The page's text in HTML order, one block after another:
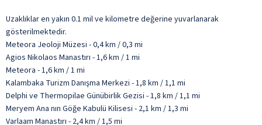
Uzaklıklar en yakın 0.1 mil ve kilometre değerine yuvarlanarak
gösterilmektedir.
Meteora Jeoloji Müzesi - 0,4 km / 0,3 mi
Agios Nikolaos Manastırı - 1,6 km / 1 mi
Meteora - 1,6 km / 1 mi
Kalambaka Turizm Danışma Merkezi - 1,8 km / 1,1 mi
Delphi ve Thermopilae Günübirlik Gezisi - 1,8 km / 1,1 mi
Meryem Ana nın Göğe Kabulü Kilisesi - 2,1 km / 1,3 mi
Varlaam Manastırı - 2,4 km / 1,5 mi